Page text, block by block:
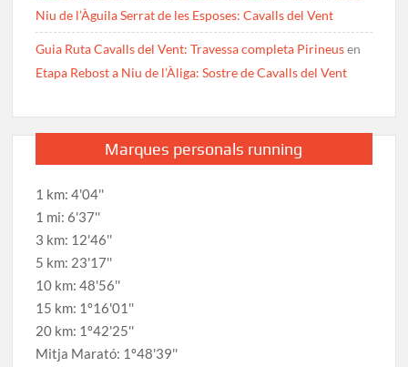
Niu de l’Àguila Serrat de les Esposes: Cavalls del Vent
Guia Ruta Cavalls del Vent: Travessa completa Pirineusen
Etapa Rebost a Niu de l’Àliga: Sostre de Cavalls del Vent
Marques personals running
1 km: 4'04''
1 mi: 6'37''
3 km: 12'46''
5 km: 23'17''
10 km: 48'56''
15 km: 1º16'01''
20 km: 1º42'25''
Mitja Marató: 1º48'39''